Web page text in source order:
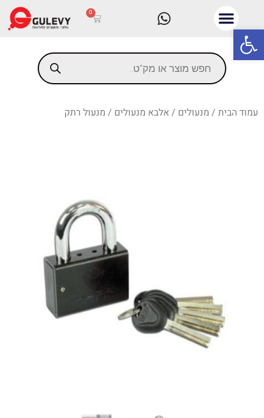
פתח סרגל נגישות
0
עמוד הבית / מנעולים / אלבא מנעולים / מנעול רתק